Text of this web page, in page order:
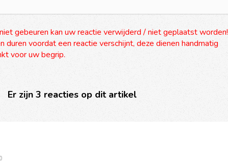
gebeuren kan uw reactie verwijderd / niet geplaatst worden!
duren voordat een reactie verschijnt, deze dienen handmatig
voor uw begrip.
Er zijn 3 reacties op dit artikel